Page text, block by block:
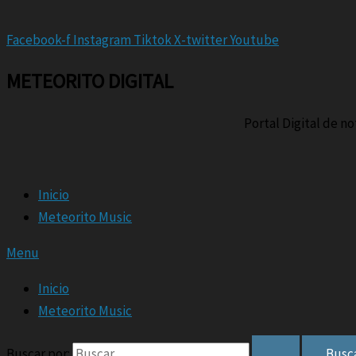
Facebook-fInstagram TiktokX-twitterYoutube
METEORITO DIGITAL
Portal Digital de
Inicio
Meteorito Music
Menu
Inicio
Meteorito Music